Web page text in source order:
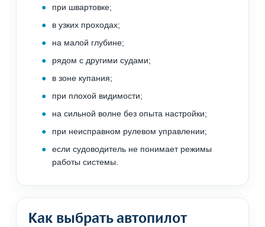
при швартовке;
в узких проходах;
на малой глубине;
рядом с другими судами;
в зоне купания;
при плохой видимости;
на сильной волне без опыта настройки;
при неисправном рулевом управлении;
если судоводитель не понимает режимы
работы системы.
Как выбрать автопилот